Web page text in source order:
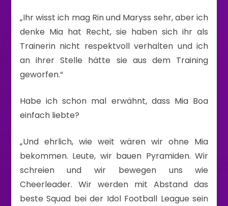
„Ihr wisst ich mag Rin und Maryss sehr, aber ich
denke Mia hat Recht, sie haben sich ihr als
Trainerin nicht respektvoll verhalten und ich
an ihrer Stelle hätte sie aus dem Training
geworfen.“
Habe ich schon mal erwähnt, dass Mia Boa
einfach liebte?
„Und ehrlich, wie weit wären wir ohne Mia
bekommen. Leute, wir bauen Pyramiden. Wir
schreien und wir bewegen uns wie
Cheerleader. Wir werden mit Abstand das
beste Squad bei der Idol Football League sein